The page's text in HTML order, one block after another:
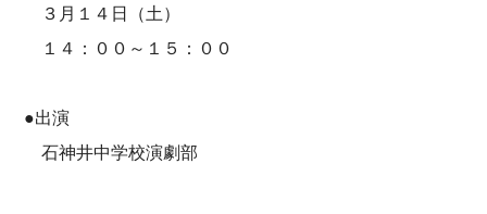
３月１４日（土）
１４：００～１５：００
●出演
石神井中学校演劇部